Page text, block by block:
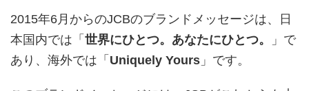
2015年6月からのJCBのブランドメッセージは、日
本国内では「 世界にひとつ。あなたにひとつ。
」で
あり、海外では「 Uniquely Yours 」です。